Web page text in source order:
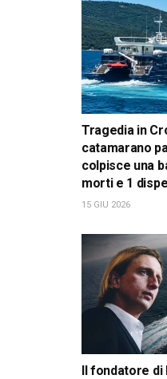
Tragedia in
catamarano
colpisce una
morti e 1
15 GIU 2026
Il fondatore di